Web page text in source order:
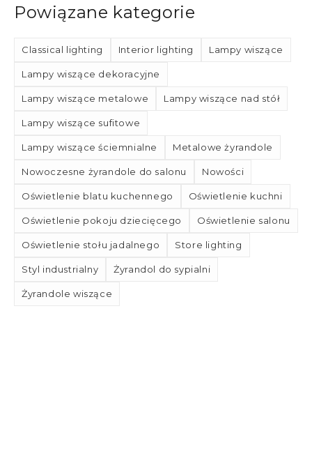
Powiązane kategorie
Classical lighting Interior lighting Lampy wiszące
Lampy wiszące dekoracyjne
Lampy wiszące metalowe Lampy wiszące nad stół
Lampy wiszące sufitowe
Lampy wiszące ściemnialne Metalowe żyrandole
Nowoczesne żyrandole do salonu Nowości
Oświetlenie blatu kuchennego Oświetlenie kuchni
Oświetlenie pokoju dziecięcego Oświetlenie salonu
Oświetlenie stołu jadalnego Store lighting
Styl industrialny Żyrandol do sypialni
Żyrandole wiszące